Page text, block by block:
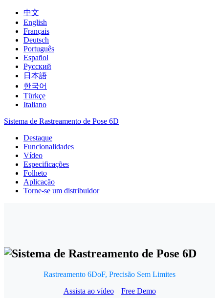
中文
English
Français
Deutsch
Português
Español
Русский
日本語
한국어
Türkçe
Italiano
Sistema de Rastreamento de Pose 6D
Destaque
Funcionalidades
Vídeo
Especificações
Folheto
Aplicação
Torne-se um distribuidor
Rastreamento 6DoF, Precisão Sem Limites
Assista ao vídeo
Free Demo